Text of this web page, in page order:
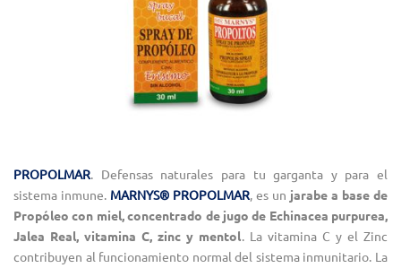
PROPOLMAR. Defensas naturales para tu garganta y para el
sistema inmune. MARNYS® PROPOLMAR, es un jarabe a base de
Propóleo con miel, concentrado de jugo de Echinacea purpurea,
Jalea Real, vitamina C, zinc y mentol. La vitamina C y el Zinc
contribuyen al funcionamiento normal del sistema inmunitario. La